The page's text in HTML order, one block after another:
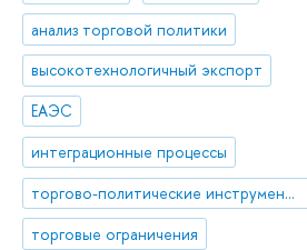
анализ торговой политики
высокотехнологичный экспорт
ЕАЭС
интеграционные процессы
торгово-политические инструменты
торговые ограничения